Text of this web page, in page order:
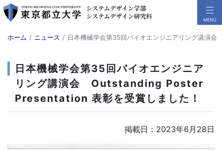
ホーム ニュース 日本機械学会第35回バイオエンジニアリング講演
日本機械学会第35回バイオエンジニア
リング講演会 Outstanding Poster
Presentation 表彰を受賞しました！
掲載日：2023年6月28日